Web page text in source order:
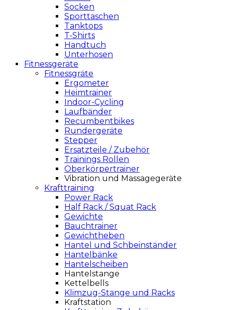
Socken
Sporttaschen
Tanktops
T-Shirts
Handtuch
Unterhosen
Fitnessgeräte
Fitnessgräte
Ergometer
Heimtrainer
Indoor-Cycling
Laufbänder
Recumbentbikes
Rundergeräte
Stepper
Ersatzteile / Zubehör
Trainings Rollen
Oberkörpertrainer
Vibration und Massagegeräte
Krafttraining
Power Rack
Half Rack / Squat Rack
Gewichte
Bauchtrainer
Gewichtheben
Hantel und Schbeinständer
Hantelbänke
Hantelscheiben
Hantelstange
Kettelbells
Klimzug-Stange und Racks
Kraftstation